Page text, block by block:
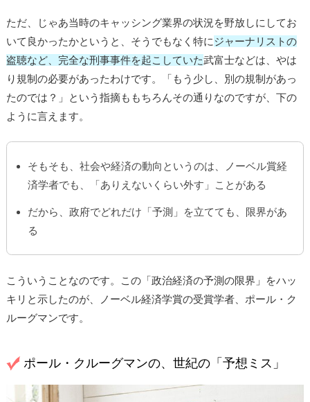
ただ、じゃあ当時のキャッシング業界の状況を野放しにしてお
いて良かったかというと、そうでもなく特にジャーナリストの
盗聴など、完全な刑事事件を起こしていた武富士などは、やは
り規制の必要があったわけです。「もう少し、別の規制があっ
たのでは？」という指摘ももちろんその通りなのですが、下の
ように言えます。
そもそも、社会や経済の動向というのは、ノーベル賞経
済学者でも、「ありえないくらい外す」ことがある
だから、政府でどれだけ「予測」を立てても、限界があ
る
こういうことなのです。この「政治経済の予測の限界」をハッ
キリと示したのが、ノーベル経済学賞の受賞学者、ポール・ク
ルーグマンです。
ポール・クルーグマンの、世紀の「予想ミス」